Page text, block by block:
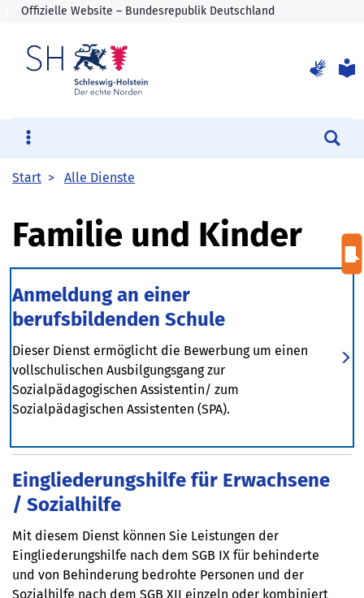
Start Alle Dienste
Familie und Kinder
Anmeldung an einer
berufsbildenden Schule
Dieser Dienst ermöglicht die Bewerbung um einen
vollschulischen Ausbilgungsgang zur
Sozialpädagogischen Assistentin/ zum
Sozialpädagischen Assistenten (SPA).
Eingliederungshilfe für Erwachsene
/ Sozialhilfe
Mit diesem Dienst können Sie Leistungen der
Eingliederungshilfe nach dem SGB IX für behinderte
und von Behinderung bedrohte Personen und der
Sozialhilfe nach dem SGB XII einzeln oder kombiniert